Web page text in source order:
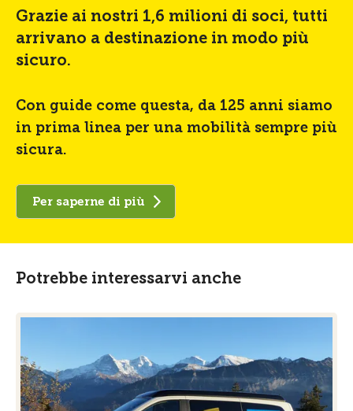
Grazie ai nostri 1,6 milioni di soci, tutti
arrivano a destinazione in modo più
sicuro.
Con guide come questa, da 125 anni siamo
in prima linea per una mobilità sempre più
sicura.
Per saperne di più
Potrebbe interessarvi anche